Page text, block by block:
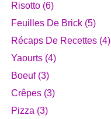
Risotto (6)
Feuilles De Brick (5)
Récaps De Recettes (4)
Yaourts (4)
Boeuf (3)
Crêpes (3)
Pizza (3)